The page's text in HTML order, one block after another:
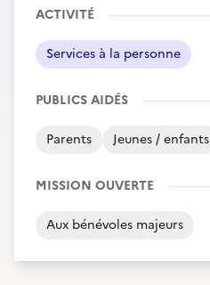
ACTIVITÉ
Services à la personne
PUBLICS AIDÉS
Parents Jeunes / enfants
MISSION OUVERTE
Aux bénévoles majeurs